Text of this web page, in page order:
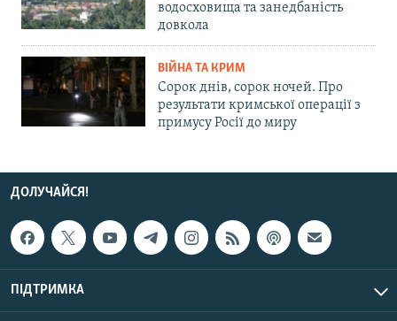
водосховища та занедбаність
довкола
ВІЙНА ТА КРИМ
Сорок днів, сорок ночей. Про
результати кримської операції з
примусу Росії до миру
ДОЛУЧАЙСЯ!
ПІДТРИМКА